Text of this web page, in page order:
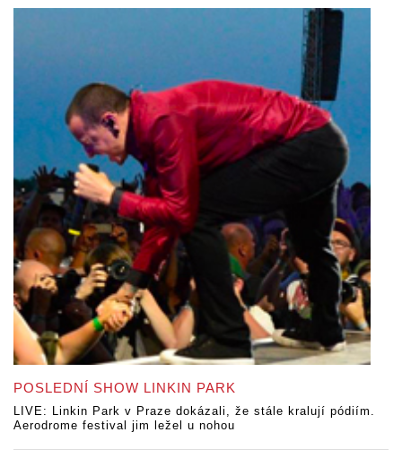
POSLEDNÍ SHOW LINKIN PARK
LIVE: Linkin Park v Praze dokázali, že stále kralují pódiím.
Aerodrome festival jim ležel u nohou